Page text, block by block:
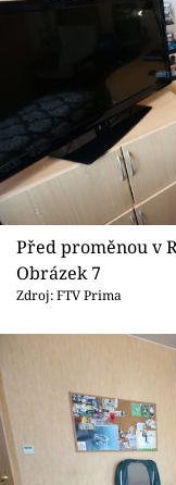
Před proměnou v
Obrázek 7
Zdroj: FTV Prima